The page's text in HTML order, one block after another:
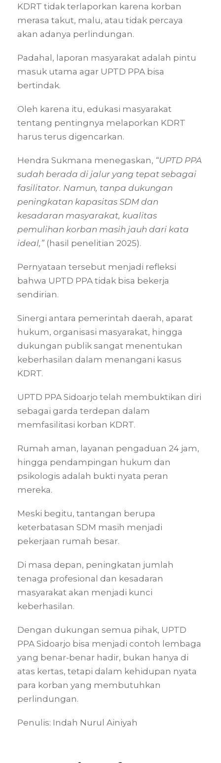
KDRT tidak terlaporkan karena korban
merasa takut, malu, atau tidak percaya
akan adanya perlindungan.
Padahal, laporan masyarakat adalah pintu
masuk utama agar UPTD PPA bisa
bertindak.
Oleh karena itu, edukasi masyarakat
tentang pentingnya melaporkan KDRT
harus terus digencarkan.
Hendra Sukmana menegaskan, “UPTD PPA
sudah berada di jalur yang tepat sebagai
fasilitator. Namun, tanpa dukungan
peningkatan kapasitas SDM dan
kesadaran masyarakat, kualitas
pemulihan korban masih jauh dari kata
ideal,” (hasil penelitian 2025).
Pernyataan tersebut menjadi refleksi
bahwa UPTD PPA tidak bisa bekerja
sendirian.
Sinergi antara pemerintah daerah, aparat
hukum, organisasi masyarakat, hingga
dukungan publik sangat menentukan
keberhasilan dalam menangani kasus
KDRT.
UPTD PPA Sidoarjo telah membuktikan diri
sebagai garda terdepan dalam
memfasilitasi korban KDRT.
Rumah aman, layanan pengaduan 24 jam,
hingga pendampingan hukum dan
psikologis adalah bukti nyata peran
mereka.
Meski begitu, tantangan berupa
keterbatasan SDM masih menjadi
pekerjaan rumah besar.
Di masa depan, peningkatan jumlah
tenaga profesional dan kesadaran
masyarakat akan menjadi kunci
keberhasilan.
Dengan dukungan semua pihak, UPTD
PPA Sidoarjo bisa menjadi contoh lembaga
yang benar-benar hadir, bukan hanya di
atas kertas, tetapi dalam kehidupan nyata
para korban yang membutuhkan
perlindungan.
Penulis: Indah Nurul Ainiyah